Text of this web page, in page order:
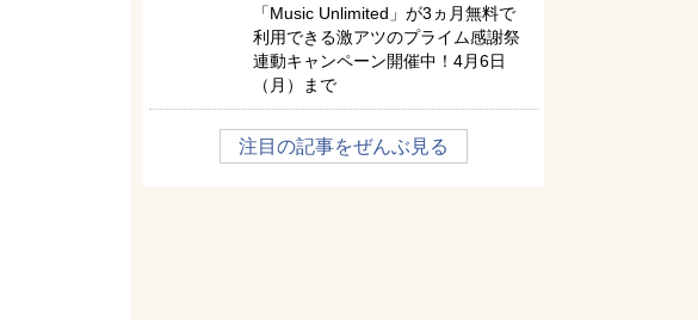
「Music Unlimited」が3ヵ月無料で
利用できる激アツのプライム感謝祭
連動キャンペーン開催中！4月6日
（月）まで
注目の記事をぜんぶ見る